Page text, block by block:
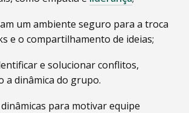
um ambiente seguro para a troca
e o compartilhamento de ideias;
e solucionar conflitos,
a dinâmica do grupo.
para motivar equipe